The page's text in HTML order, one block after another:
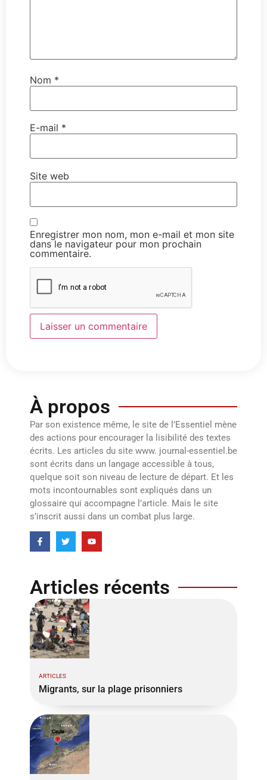
Nom *
E-mail *
Site web
Enregistrer mon nom, mon e-mail et mon site
dans le navigateur pour mon prochain
commentaire.
À propos
Par son existence même, le site de l’Essentiel mène
des actions pour encourager la lisibilité des textes
écrits. Les articles du site www. journal-essentiel.be
sont écrits dans un langage accessible à tous,
quelque soit son niveau de lecture de départ. Et les
mots incontournables sont expliqués dans un
glossaire qui accompagne l’article. Mais le site
s’inscrit aussi dans un combat plus large.
Articles récents
ARTICLES
Migrants, sur la plage prisonniers